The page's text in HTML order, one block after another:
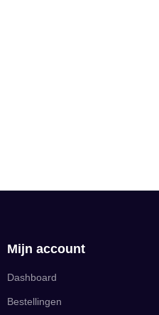
Mijn account
Dashboard
Bestellingen